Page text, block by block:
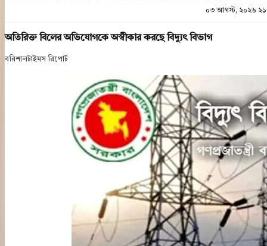
০৩ আগস্ট, ২০২৬
অতিরিক্ত বিলের অভিযোগকে অস্বীকার করছে বিদ্যুৎ বিভাগ
বরিশালটাইমস রিপোর্ট